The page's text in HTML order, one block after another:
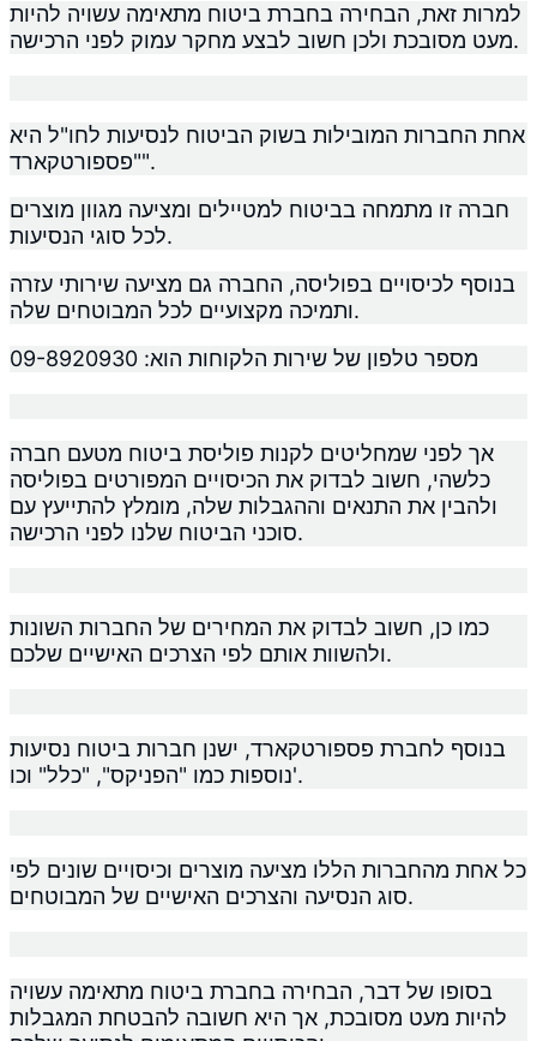
למרות זאת, הבחירה בחברת ביטוח מתאימה עשויה להיות
מעט מסובכת ולכן חשוב לבצע מחקר עמוק לפני הרכישה.
אחת החברות המובילות בשוק הביטוח לנסיעות לחו"ל היא
"פספורטקארד".
חברה זו מתמחה בביטוח למטיילים ומציעה מגוון מוצרים
לכל סוגי הנסיעות.
בנוסף לכיסויים בפוליסה, החברה גם מציעה שירותי עזרה
ותמיכה מקצועיים לכל המבוטחים שלה.
מספר טלפון של שירות הלקוחות הוא: 09-8920930
אך לפני שמחליטים לקנות פוליסת ביטוח מטעם חברה
כלשהי, חשוב לבדוק את הכיסויים המפורטים בפוליסה
ולהבין את התנאים וההגבלות שלה, מומלץ להתייעץ עם
סוכני הביטוח שלנו לפני הרכישה.
כמו כן, חשוב לבדוק את המחירים של החברות השונות
ולהשוות אותם לפי הצרכים האישיים שלכם.
בנוסף לחברת פספורטקארד, ישנן חברות ביטוח נסיעות
נוספות כמו "הפניקס", "כלל" וכו'.
כל אחת מהחברות הללו מציעה מוצרים וכיסויים שונים לפי
סוג הנסיעה והצרכים האישיים של המבוטחים.
בסופו של דבר, הבחירה בחברת ביטוח מתאימה עשויה
להיות מעט מסובכת, אך היא חשובה להבטחת המגבלות